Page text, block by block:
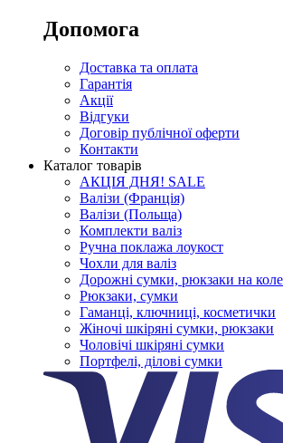
Допомога
Доставка та оплата
Гарантія
Акції
Відгуки
Договір публічної оферти
Контакти
Каталог товарів
АКЦІЯ ДНЯ! SALE
Валізи (Франція)
Валізи (Польща)
Комплекти валіз
Ручна поклажа лоукост
Чохли для валіз
Дорожні сумки, рюкзаки на
Рюкзаки, сумки
Гаманці, ключниці, косметички
Жіночі шкіряні сумки, рюкзаки
Чоловічі шкіряні сумки
Портфелі, ділові сумки